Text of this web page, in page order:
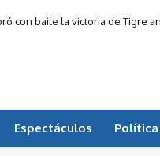
con baile la victoria de Tigre
Espectáculos Política